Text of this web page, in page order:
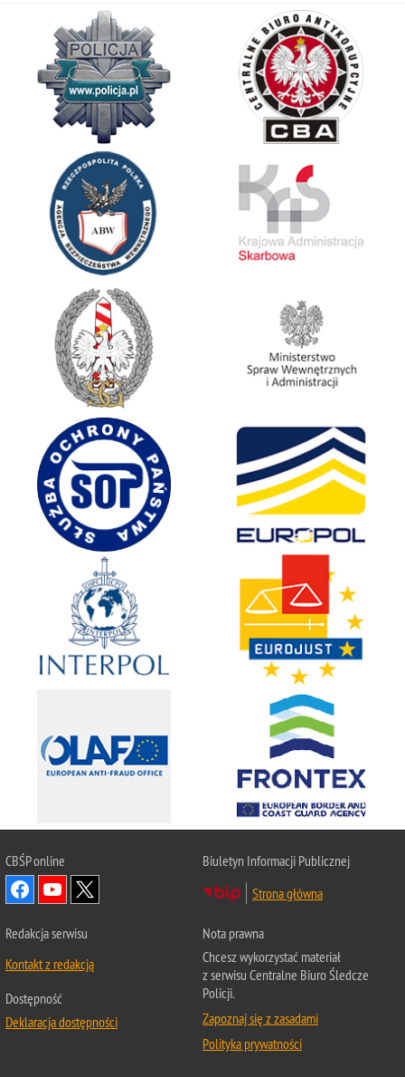
CBŚPonline
Biuletyn Informacji Publicznej
Strona główna
Redakcja serwisu
Kontakt z redakcją
Dostępność
Deklaracja dostępności
Nota prawna
Chcesz wykorzystać materiał
z serwisu Centralne Biuro Śledcze
Policji.
Zapoznaj się z zasadami
Polityka prywatności